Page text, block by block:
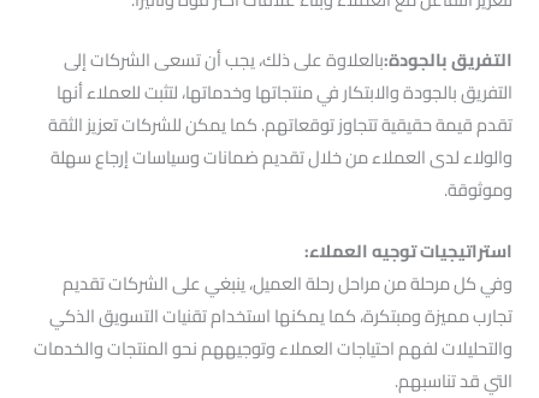
التفريق بالجودة:بالعلاوة على ذلك، يجب أن تسعى الشركات إلى
التفريق بالجودة والابتكار في منتجاتها وخدماتها، لتثبت للعملاء أنها
تقدم قيمة حقيقية تتجاوز توقعاتهم. كما يمكن للشركات تعزيز الثقة
والولاء لدى العملاء من خلال تقديم ضمانات وسياسات إرجاع سهلة
وموثوقة.
استراتيجيات توجيه العملاء:
وفي كل مرحلة من مراحل رحلة العميل، ينبغي على الشركات تقديم
تجارب مميزة ومبتكرة، كما يمكنها استخدام تقنيات التسويق الذكي
والتحليلات لفهم احتياجات العملاء وتوجيههم نحو المنتجات والخدمات
التي قد تناسبهم.